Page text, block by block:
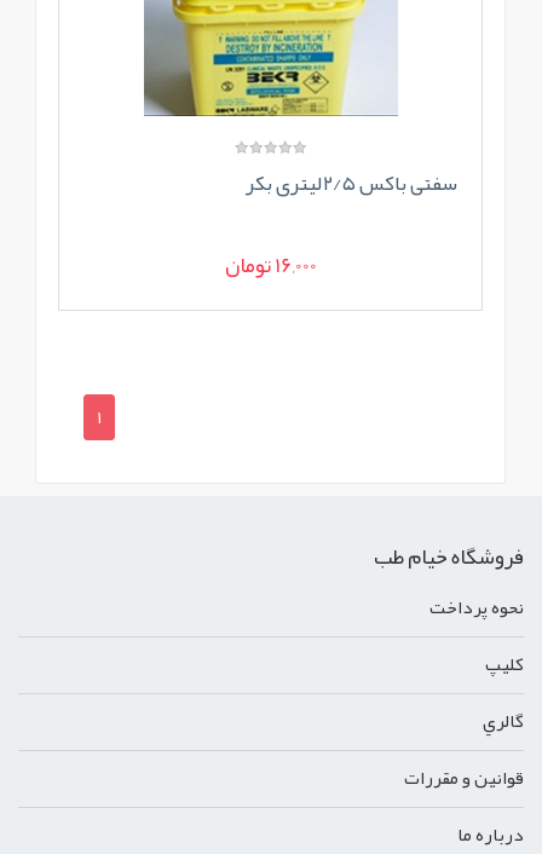
سفتی باکس ۲/۵لیتری بکر
16,000 تومان
1
فروشگاه خیام طب
نحوه پرداخت
کليپ
گالري
قوانين و مقررات
درباره ما